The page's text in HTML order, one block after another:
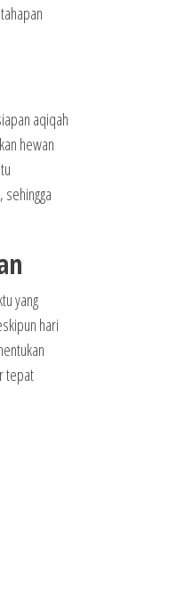
aqiqah
hewan
yang
hari
tepat